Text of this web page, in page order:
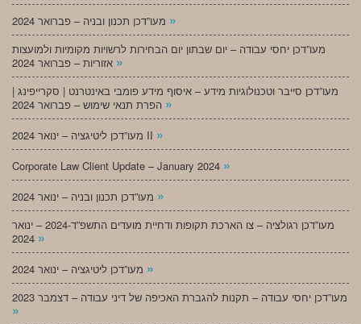
»
מעו”דכן יחסי עבודה – יום שבתון יום הבחירות לרשויות מקומיות ולמועצות
»
מעו”דכן סייבר וטכנולוגיות מידע – איסוף מידע פומבי באינטרנט | סקרייפינג |
»
מעו”דכן ליטיגציה – ינואר 2024 II »
Corporate Law Client Update – January 2024 »
»
מעו”דכן רגולציה – צו הארכת תקופות ודחיית מועדים התשפ”ד-2024 – ינואר
»
»
מעו”דכן יחסי עבודה – תקנות להגברת האכיפה של דיני עבודה – דצמבר 2023
»